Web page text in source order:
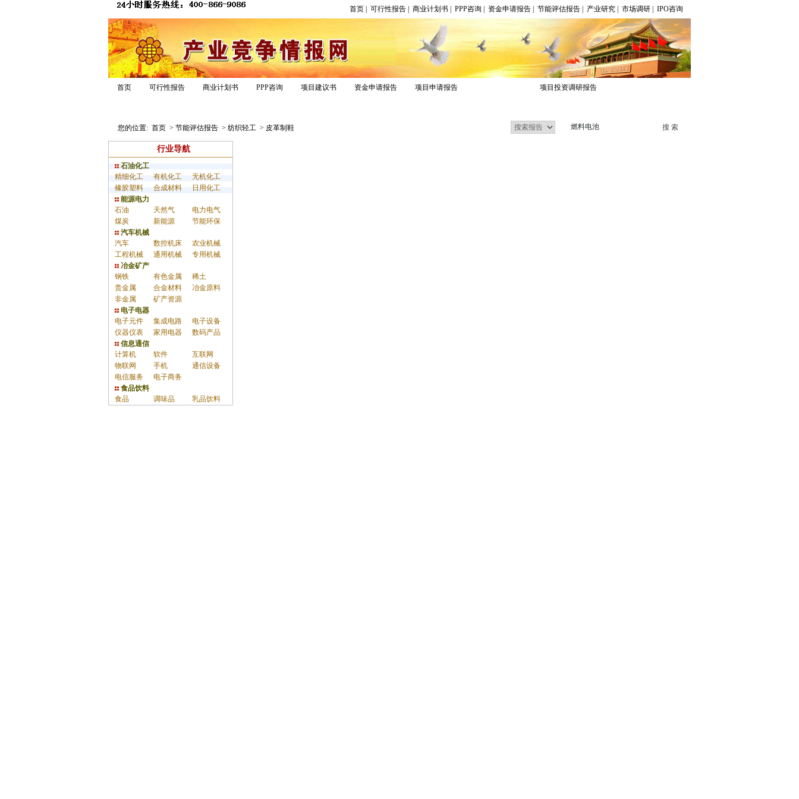
首页 可行性报告 商业计划书 PPP咨询 资金申请报告 节能评估报告 产业研究 市场调研 IPO咨询
首页 可行性报告 商业计划书 PPP咨询 项目建议书 资金申请报告 项目申请报告 项目投资调研报告
您的位置: 首页 > 节能评估报告 > 纺织轻工 > 皮革制鞋
行业导航
石油化工
精细化工
有机化工
无机化工
橡胶塑料
合成材料
日用化工
能源电力
石油
天然气
电力电气
煤炭
新能源
节能环保
汽车机械
汽车
数控机床
农业机械
工程机械
通用机械
专用机械
冶金矿产
钢铁
有色金属
稀土
贵金属
合金材料
冶金原料
非金属
矿产资源
电子电器
电子元件
集成电路
电子设备
仪器仪表
家用电器
数码产品
信息通信
计算机
软件
互联网
物联网
手机
通信设备
电信服务
电子商务
食品饮料
食品
调味品 乳品饮料